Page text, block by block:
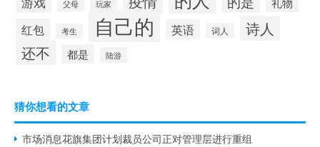
父母 玩家
红包 考生 自己的 英语 词人
诗人
还不
都是 陆游
猜你想看的文章
市场消息花旗集团计划裁员公司正对管理层进行重组